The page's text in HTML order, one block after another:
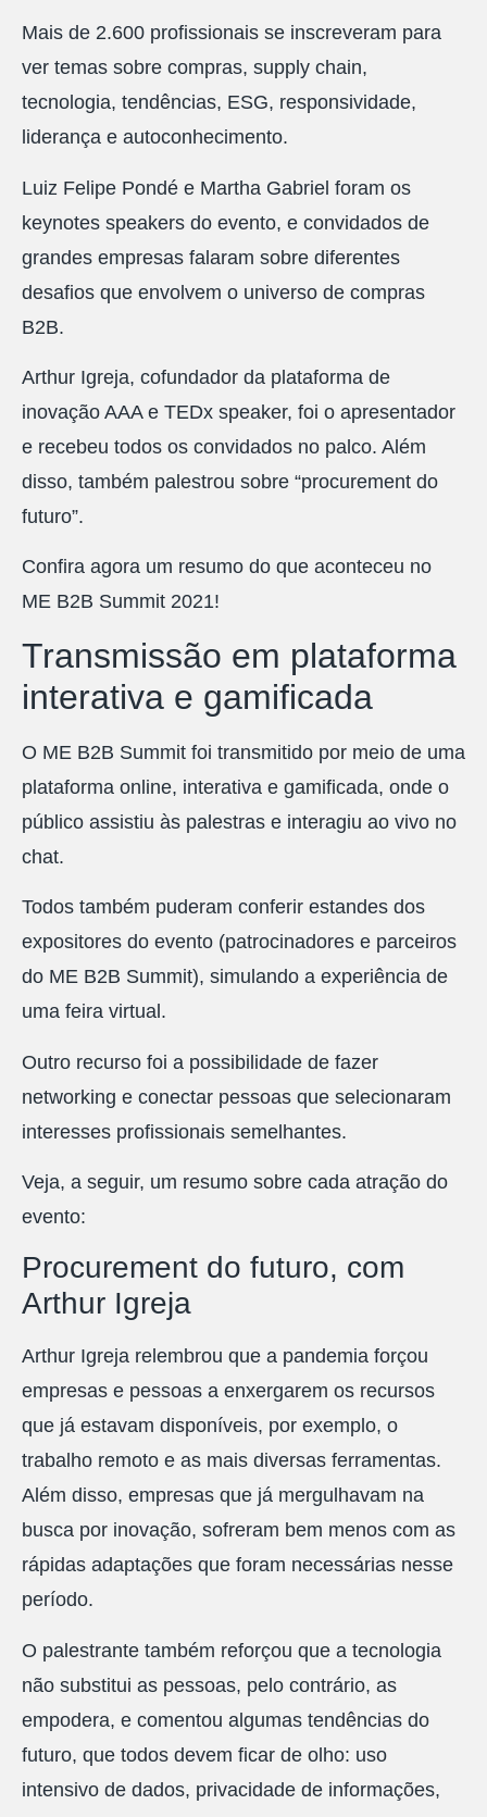
Mais de 2.600 profissionais se inscreveram para
ver temas sobre compras, supply chain,
tecnologia, tendências, ESG, responsividade,
liderança e autoconhecimento.
Luiz Felipe Pondé e Martha Gabriel foram os
keynotes speakers do evento, e convidados de
grandes empresas falaram sobre diferentes
desafios que envolvem o universo de compras
B2B.
Arthur Igreja, cofundador da plataforma de
inovação AAA e TEDx speaker, foi o apresentador
e recebeu todos os convidados no palco. Além
disso, também palestrou sobre “procurement do
futuro”.
Confira agora um resumo do que aconteceu no
ME B2B Summit 2021!
Transmissão em plataforma
interativa e gamificada
O ME B2B Summit foi transmitido por meio de uma
plataforma online, interativa e gamificada, onde o
público assistiu às palestras e interagiu ao vivo no
chat.
Todos também puderam conferir estandes dos
expositores do evento (patrocinadores e parceiros
do ME B2B Summit), simulando a experiência de
uma feira virtual.
Outro recurso foi a possibilidade de fazer
networking e conectar pessoas que selecionaram
interesses profissionais semelhantes.
Veja, a seguir, um resumo sobre cada atração do
evento:
Procurement do futuro, com
Arthur Igreja
Arthur Igreja relembrou que a pandemia forçou
empresas e pessoas a enxergarem os recursos
que já estavam disponíveis, por exemplo, o
trabalho remoto e as mais diversas ferramentas.
Além disso, empresas que já mergulhavam na
busca por inovação, sofreram bem menos com as
rápidas adaptações que foram necessárias nesse
período.
O palestrante também reforçou que a tecnologia
não substitui as pessoas, pelo contrário, as
empodera, e comentou algumas tendências do
futuro, que todos devem ficar de olho: uso
intensivo de dados, privacidade de informações,